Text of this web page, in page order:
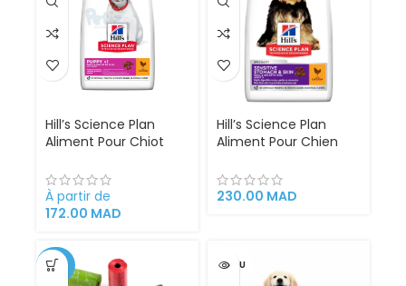
Hill’s Science Plan
Aliment Pour Chiot
(1.5kg | 3kg | 6kg)
À partir de
172.00 MAD
Hill’s Science Plan
Aliment Pour Chien
Stomach And Skin
(1.5kg)
230.00 MAD
-56% VENDU